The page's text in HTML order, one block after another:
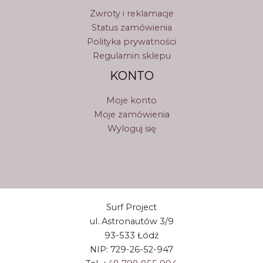
Zwroty i reklamacje
Status zamówienia
Polityka prywatności
Regulamin sklepu
KONTO
Moje konto
Moje zamówienia
Wyloguj się
Surf Project
ul. Astronautów 3/9
93-533 Łódź
NIP: 729-26-52-947